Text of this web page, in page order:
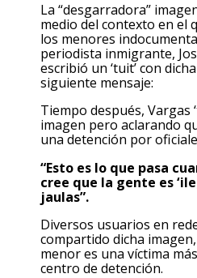
La “desgarradora”
medio del contexto en el
los menores
periodista inmigrante,
escribió un ‘tuit’ con
siguiente mensaje:
Tiempo después, Vargas
imagen pero aclarando
una detención por
“Esto es lo que pasa
cree que la gente es
jaulas”.
Diversos usuarios en
compartido dicha
menor es una víctima
centro de detención.